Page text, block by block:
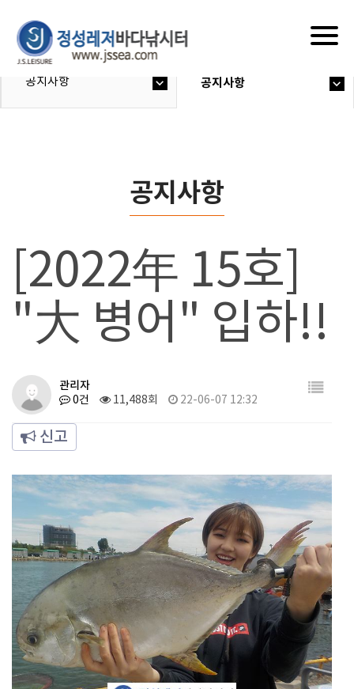
공지사항 공지사항
공지사항
[2022年 15호]
"大 병어" 입하!!
관리자
0건 11,488회 22-06-07 12:32
신고